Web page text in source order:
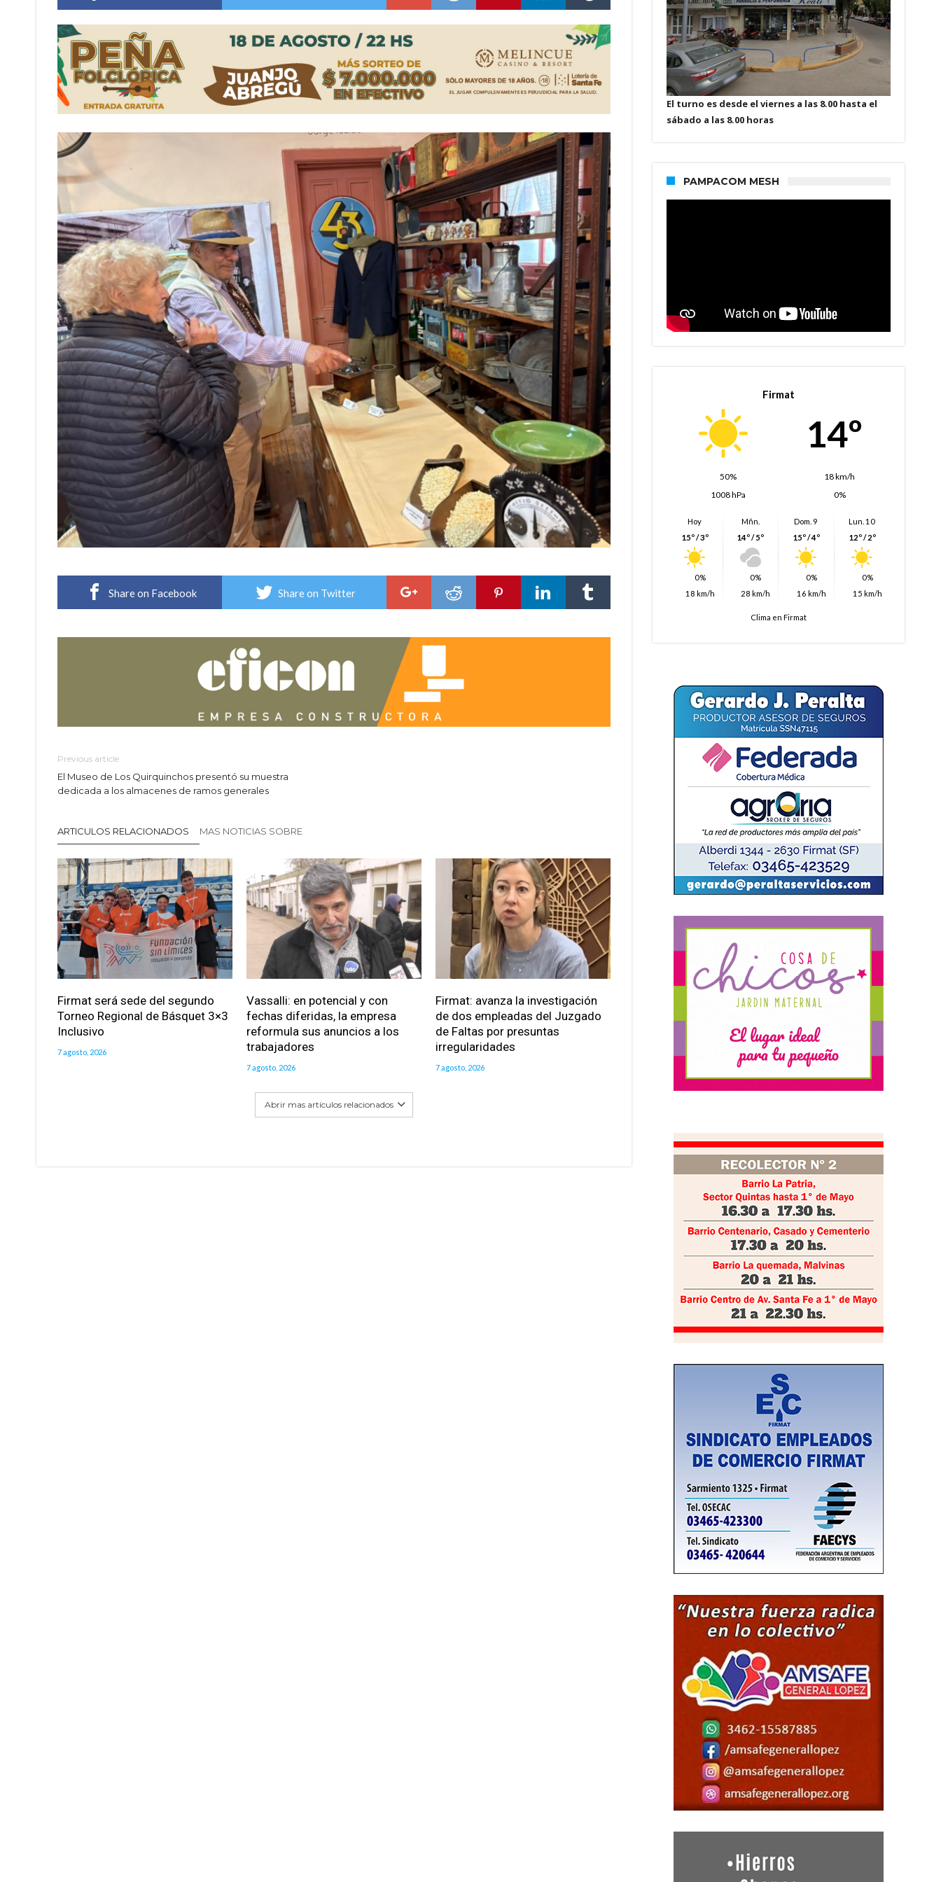
¿Llega un “Súper Niño”?: De Benedictis aclara los mitos y analiza el impacto real en la región
Share on Facebook Share on Twitter
Previous article
El Museo de Los Quirquinchos presentó su muestra
dedicada a los almacenes de ramos generales
ARTICULOS RELACIONADOS MAS NOTICIAS SOBRE
Firmat será sede del segundo
Torneo Regional de Básquet 3×3
Inclusivo
7 agosto, 2026
Vassalli: en potencial y con
fechas diferidas, la empresa
reformula sus anuncios a los
trabajadores
7 agosto, 2026
Firmat: avanza la investigación
de dos empleadas del Juzgado
de Faltas por presuntas
irregularidades
7 agosto, 2026
Abrir mas artículos relacionados
El turno es desde el viernes a las 8.00 hasta el
sábado a las 8.00 horas
PAMPACOM MESH
Firmat
14º
50%
18 km/h
1008 hPa
0%
Hoy
15º / 3º
0%
18 km/h
Mñn.
14º / 5º
0%
28 km/h
Dom. 9
15º / 4º
0%
16 km/h
Lun. 10
12º / 2º
0%
15 km/h
Clima en Firmat